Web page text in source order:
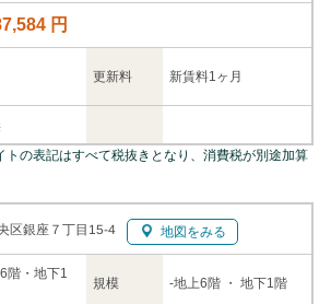
円
更新料 新賃料1ヶ月
区銀座７丁目15-4 地図をみる
階・地下1
規模 -地上6階 ・ 地下1階
の表記はすべて税抜きとなり、消費税が別途加算